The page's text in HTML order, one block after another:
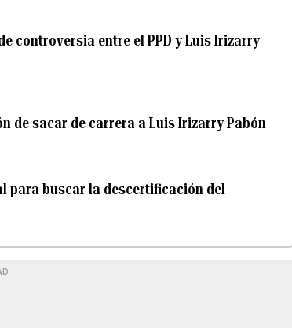
controversia entre el PPD y Luis Irizarry
de sacar de carrera a Luis Irizarry Pabón
para buscar la descertificación del